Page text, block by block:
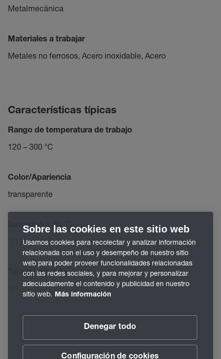
Metalmecánica
Materiales a trabajar
Metales no ferrosos, Acero inoxidable, Acero
Características típicas
Rango de temperatura de trabajo
120 – 300 °C
Color/Apariencia
transparente
Densidad a 20 °C
1,110 g/cm³
Tasa de dilución
1:1 – 1:10
Sobre las cookies en este sitio web
Usamos cookies para recolectar y analizar información
relacionada con el uso y desempeño de nuestro sitio
web para poder proveer funcionalidades relacionadas
con las redes sociales, y para mejorar y personalizar
adecuadamente el contenido y publicidad en nuestro
sitio web. Más información
Denegar todo
Configuración de cookies